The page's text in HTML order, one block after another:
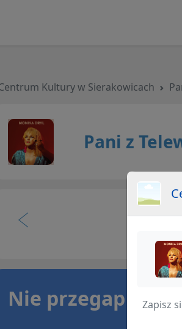
Kultury w Sierakowicach
Pani z
Nie przegap
Zapisz